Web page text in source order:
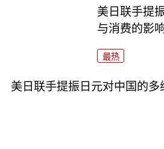
美日联手提
与消费的影
最热
美日联手提振日元对中国的多